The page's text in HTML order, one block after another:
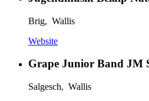
Brig, Wallis
Website
Grape Junior Band JM
Salgesch, Wallis